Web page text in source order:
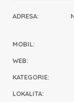
ADRESA:
MOBIL:
WEB:
KATEGORIE:
LOKALITA: